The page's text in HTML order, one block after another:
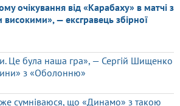
очікування від «Карабаху» в матчі з
— ексгравець збірної
Це була наша гра», — Сергій Шищенко
з «Оболонню»
сумніваюся, що «Динамо» з такою